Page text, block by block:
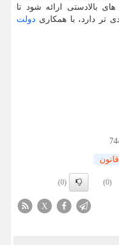
بالادستی ارائه شود تا
تر دارد، با همکاری دولت
قانون
(0)
(0)
X